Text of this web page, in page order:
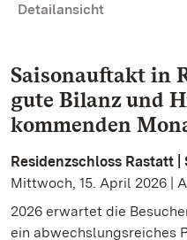
Detailansicht
Saisonauftakt in
gute Bilanz und
kommenden
Residenzschloss Rastatt
Mittwoch, 15. April 2026 |
2026 erwartet die
ein abwechslungsreiches